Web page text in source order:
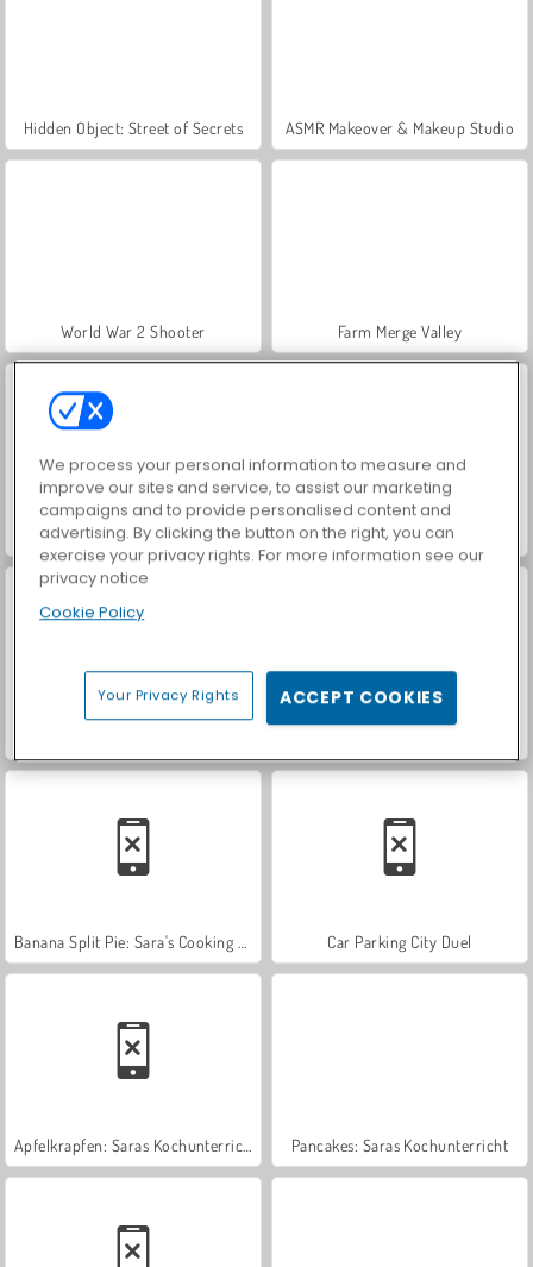
Hidden Object: Street of Secrets ASMR Makeover & Makeup Studio
World War 2 Shooter Farm Merge Valley
Red Velvet Cake: Saras Kochunterricht
Car Parking City Duel
Pancakes: Saras Kochunterricht
We process your personal information to measure and
improve our sites and service, to assist our marketing
campaigns and to provide personalised content and
advertising. By clicking the button on the right, you can
exercise your privacy rights. For more information see our
privacy notice
Cookie Policy
Your Privacy Rights ACCEPT COOKIES